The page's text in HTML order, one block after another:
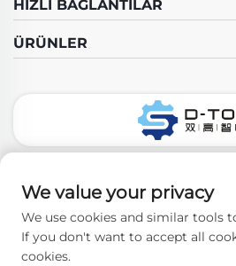
HIZLI BAĞLANTILAR
ÜRÜNLER
Telif hakkı © 2026 Nanjing D-Top
We value your privacy
We use cookies and similar tools
If you don't want to accept all
cookies.